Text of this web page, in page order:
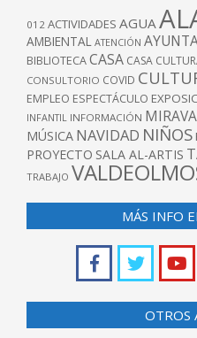
012 ACTIVIDADES AGUA
AMBIENTAL ATENCIÓN
BIBLIOTECACASA CASA
CONSULTORIO COVID
EMPLEO ESPECTÁCULO
INFANTIL INFORMACIÓN
MÚSICA NAVIDAD NIÑOS
PROYECTO SALA AL-ARTIS
TRABAJO
MÁS INFO
OTROS